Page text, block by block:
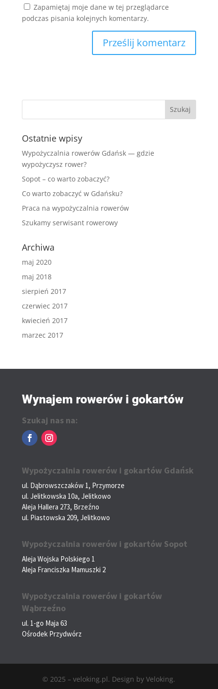
Zapamiętaj moje dane w tej przeglądarce
podczas pisania kolejnych komentarzy.
Ostatnie wpisy
Wypożyczalnia rowerów Gdańsk — gdzie
wypożyczysz rower?
Sopot – co warto zobaczyć?
Co warto zobaczyć w Gdańsku?
Praca na wypożyczalnia rowerów
Szukamy serwisant rowerowy
Archiwa
maj 2020
maj 2018
sierpień 2017
czerwiec 2017
kwiecień 2017
marzec 2017
Wynajem rowerów i gokartów
Szukaj nas na:
Wypożyczalnia rowerów i gokartów Gdańsk
ul. Dąbrowszczaków 1, Przymorze
ul. Jelitkowska 10a, Jelitkowo
Aleja Hallera 273, Brzeźno
ul. Piastowska 209, Jelitkowo
Wypożyczalnia rowerów i gokartów Sopot
Aleja Wojska Polskiego 1
Aleja Franciszka Mamuszki 2
Wypożyczalnia rowerów i gokartów
Wąbrzeźno
ul. 1-go Maja 63
Ośrodek Przydwórz
© 2025 – veloking.pl. Design by Veloking.